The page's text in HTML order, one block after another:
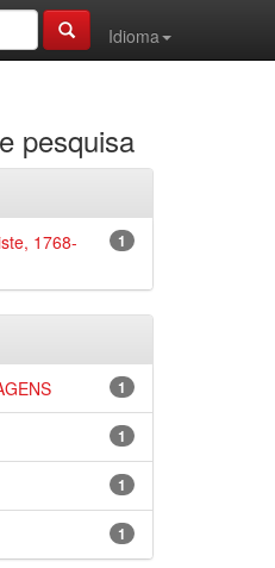
Idioma
pesquisa
1
1768-
1
1
1
1